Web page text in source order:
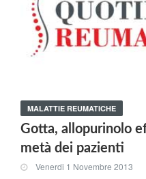
MALATTIE REUMATICHE
Gotta, allopurinolo
metà dei pazienti
Venerdi 1 Novembre 2013